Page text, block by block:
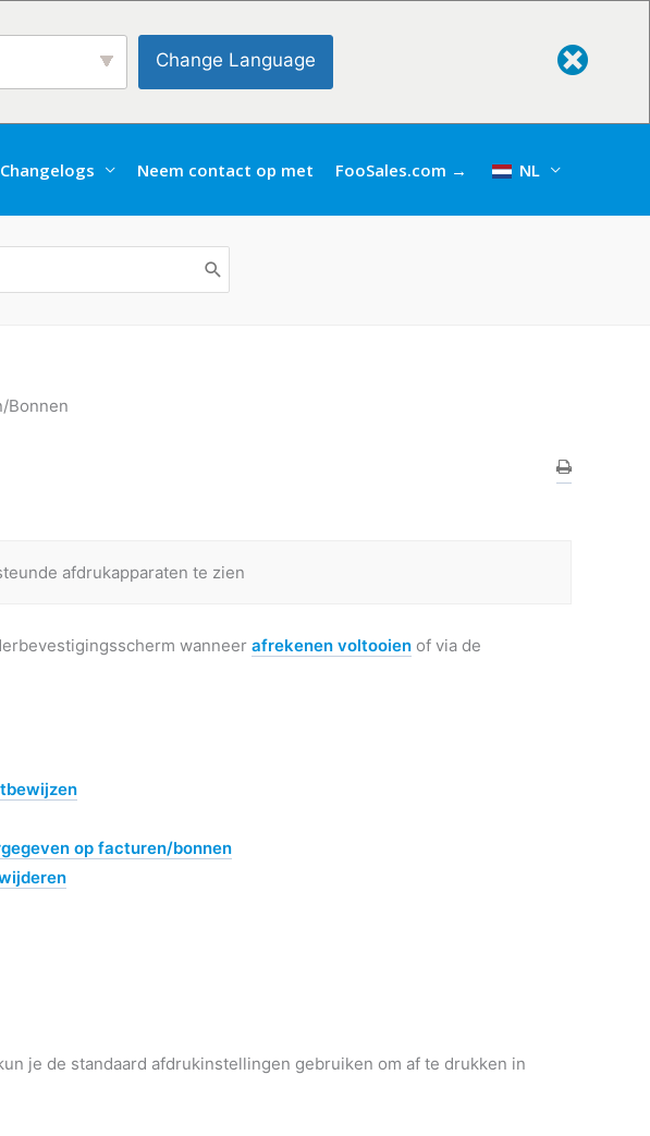
Change Language
Changelogs Neem contact op met FooSales.com → NL
Bonnen
afdrukapparaten te zien
wanneer afrekenen voltooien of via de
op facturen/bonnen
je de standaard afdrukinstellingen gebruiken om af te drukken in